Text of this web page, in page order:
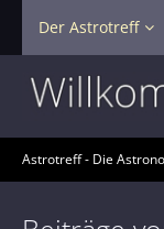
Der Astrotreff
Astrotreff - Die